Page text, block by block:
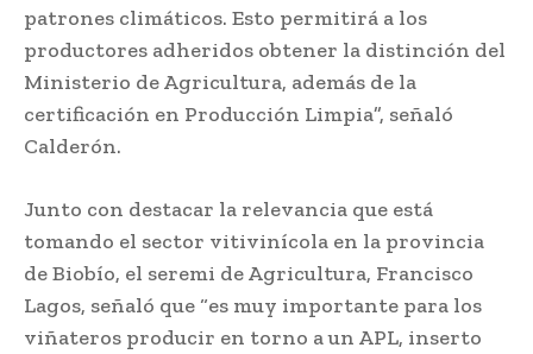
patrones climáticos. Esto permitirá a los
productores adheridos obtener la distinción del
Ministerio de Agricultura, además de la
certificación en Producción Limpia”, señaló
Calderón.
Junto con destacar la relevancia que está
tomando el sector vitivinícola en la provincia
de Biobío, el seremi de Agricultura, Francisco
Lagos, señaló que “es muy importante para los
viñateros producir en torno a un APL, inserto